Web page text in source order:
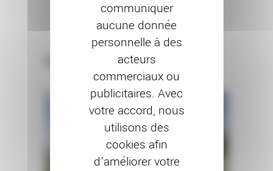
Autres projets
communiquer
aucune donnée
personnelle à des
acteurs
commerciaux ou
publicitaires. Avec
votre accord, nous
utilisons des
cookies afin
d’améliorer votre